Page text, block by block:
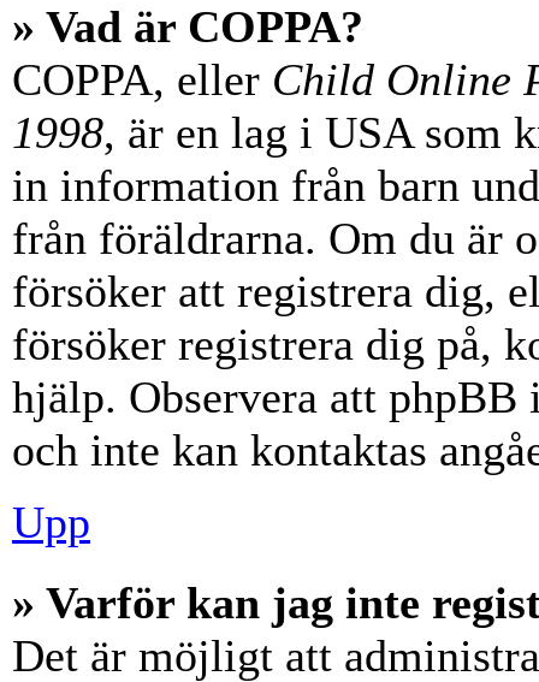
» Vad är COPPA?
COPPA, eller Child Online
1998, är en lag i USA som
in information från barn
från föräldrarna. Om du är
försöker att registrera dig,
försöker registrera dig på,
hjälp. Observera att
och inte kan kontaktas
Upp
» Varför kan jag inte
Det är möjligt att